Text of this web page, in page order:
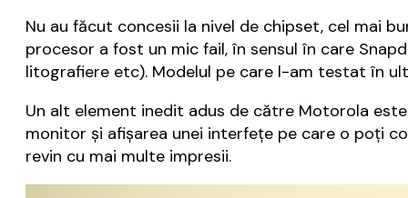
Nu au făcut concesii la nivel de chipset, cel mai
procesor a fost un mic fail, în sensul în care
litografiere etc). Modelul pe care l-am testat în
Un alt element inedit adus de către Motorola
monitor și afișarea unei interfețe pe care o poți
revin cu mai multe impresii.